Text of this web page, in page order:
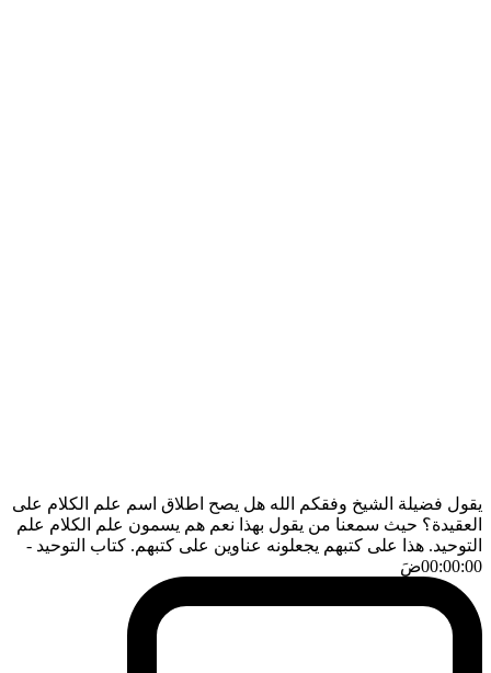
يقول فضيلة الشيخ وفقكم الله هل يصح اطلاق اسم علم الكلام على
العقيدة؟ حيث سمعنا من يقول بهذا نعم هم يسمون علم الكلام علم
التوحيد. هذا على كتبهم يجعلونه عناوين على كتبهم. كتاب التوحيد -
00:00:00ضَ